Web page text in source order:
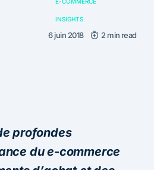
INSIGHTS
6 juin 2018 2 min read
profondes
du e-commerce